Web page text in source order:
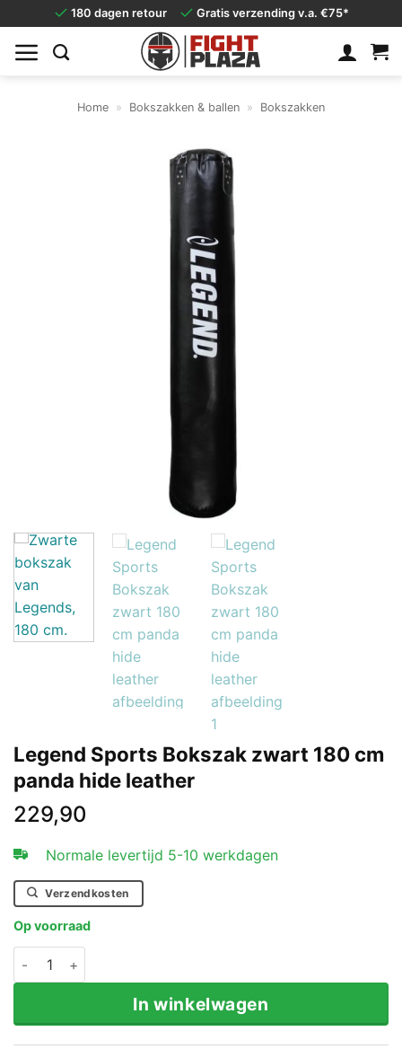
naar
inhoud
180 dagen retour Gratis verzending v.a. €75*
Home » Bokszakken & ballen » Bokszakken
Legend Sports Bokszak zwart 180 cm
panda hide leather
229,90
Normale levertijd 5-10 werkdagen
Verzendkosten
Op voorraad
Legend Sports Bokszak zwart 180 cm panda hide
In winkelwagen